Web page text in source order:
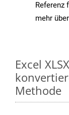
Referenz
mehr
Excel
Methode